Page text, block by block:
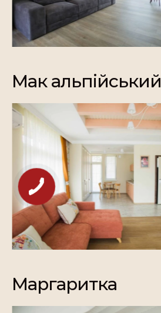
Мак альпійський
Маргаритка